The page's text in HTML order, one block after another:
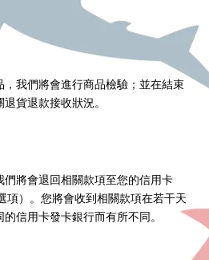
我們將會進行商品檢驗；並在結束
貨退款接收狀況。
將會退回相關款項至您的信用卡
項）。您將會收到相關款項在若干天
信用卡發卡銀行而有所不同。